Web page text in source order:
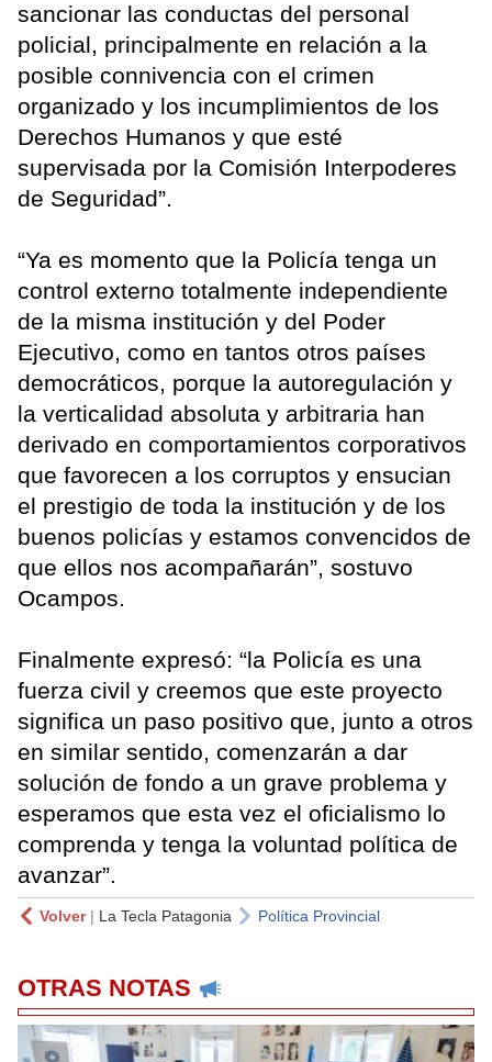
sancionar las conductas del personal
policial, principalmente en relación a la
posible connivencia con el crimen
organizado y los incumplimientos de los
Derechos Humanos y que esté
supervisada por la Comisión Interpoderes
de Seguridad”.
“Ya es momento que la Policía tenga un
control externo totalmente independiente
de la misma institución y del Poder
Ejecutivo, como en tantos otros países
democráticos, porque la autoregulación y
la verticalidad absoluta y arbitraria han
derivado en comportamientos corporativos
que favorecen a los corruptos y ensucian
el prestigio de toda la institución y de los
buenos policías y estamos convencidos de
que ellos nos acompañarán”, sostuvo
Ocampos.
Finalmente expresó: “la Policía es una
fuerza civil y creemos que este proyecto
significa un paso positivo que, junto a otros
en similar sentido, comenzarán a dar
solución de fondo a un grave problema y
esperamos que esta vez el oficialismo lo
comprenda y tenga la voluntad política de
avanzar”.
Volver| La Tecla Patagonia Política Provincial
OTRAS NOTAS